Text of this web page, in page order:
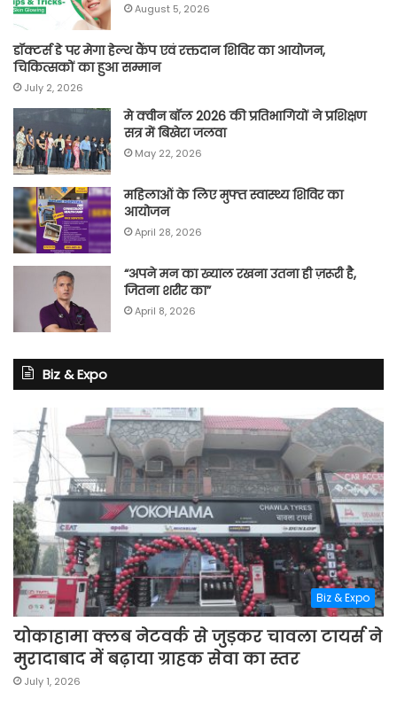
August 5, 2026
डॉक्टर्स डे पर मेगा हेल्थ कैंप एवं रक्तदान शिविर का आयोजन,
चिकित्सकों का हुआ सम्मान
July 2, 2026
मे क्वीन बॉल 2026 की प्रतिभागियों ने प्रशिक्षण
सत्र में बिखेरा जलवा
May 22, 2026
महिलाओं के लिए मुफ्त स्वास्थ्य शिविर का
आयोजन
April 28, 2026
“अपने मन का ख्याल रखना उतना ही ज़रूरी है,
जितना शरीर का”
April 8, 2026
Biz & Expo
Biz & Expo
योकाहामा क्लब नेटवर्क से जुड़कर चावला टायर्स ने
मुरादाबाद में बढ़ाया ग्राहक सेवा का स्तर
July 1, 2026